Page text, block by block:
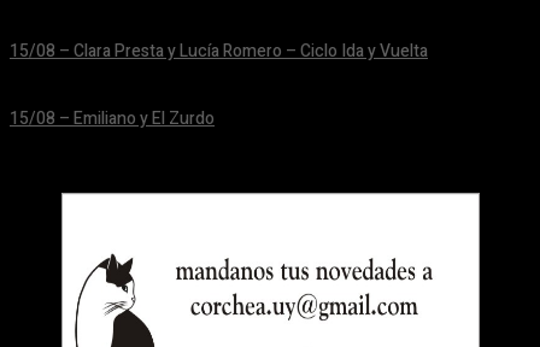
15/08 – Clara Presta y Lucía Romero – Ciclo Ida y Vuelta
15/08 – Emiliano y El Zurdo